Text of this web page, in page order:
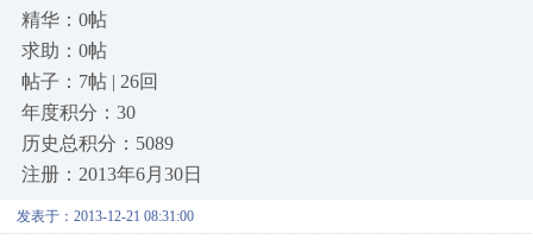
精华：0帖
求助：0帖
帖子：7帖 | 26回
年度积分：30
历史总积分：5089
注册：2013年6月30日
发表于：2013-12-21 08:31:00